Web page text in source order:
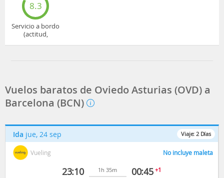
8.3
Servicio a bordo
(actitud,
Vuelos baratos de Oviedo Asturias (OVD) a
Barcelona (BCN)
Viaje: 2 Días
Ida jue, 24 sep
Vueling No incluye maleta
23:10
1h 35m
00:45+1